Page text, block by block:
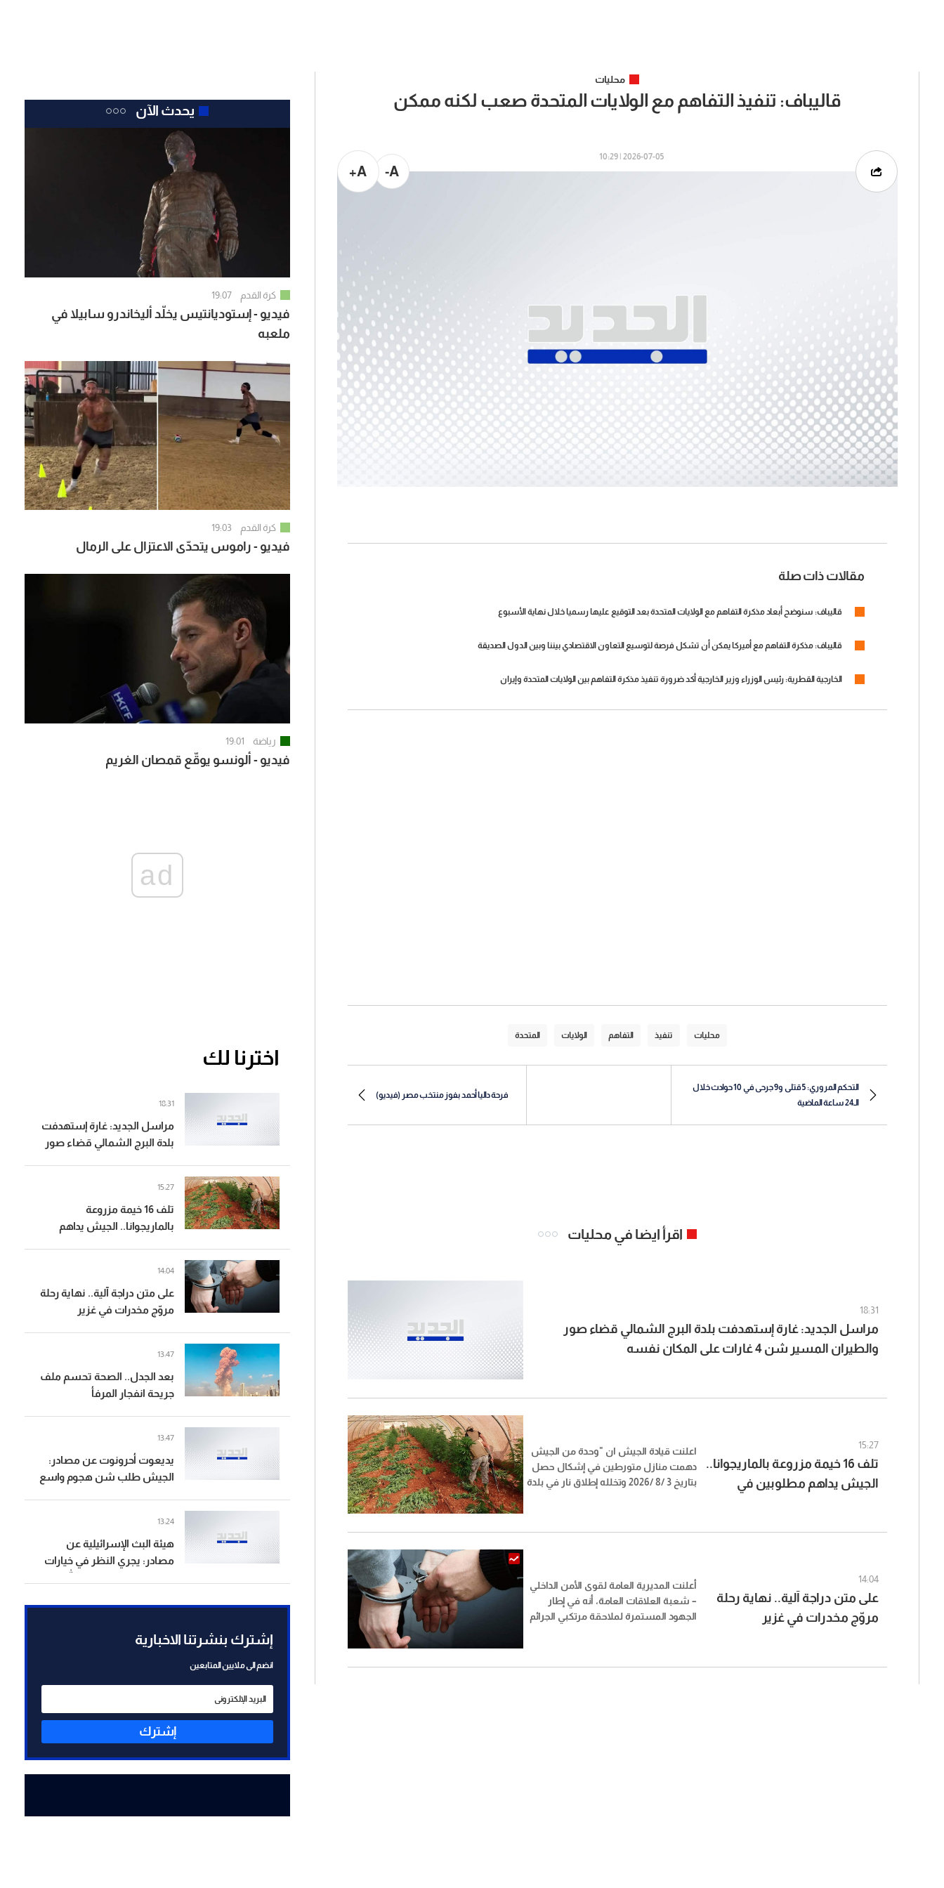
محليات
قاليباف: تنفيذ التفاهم مع الولايات المتحدة صعب لكنه ممكن
2026-07-05 | 10:29
A-
A+
مقالات ذات صلة
قاليباف: سنوضح أبعاد مذكرة التفاهم مع الولايات المتحدة بعد التوقيع عليها رسميا خلال نهاية الأسبوع
قاليباف: مذكرة التفاهم مع أميركا يمكن أن تشكل فرصة لتوسيع التعاون الاقتصادي بيننا وبين الدول الصديقة
الخارجية القطرية: رئيس الوزراء وزير الخارجية أكد ضرورة تنفيذ مذكرة التفاهم بين الولايات المتحدة وإيران
محليات تنفيذ التفاهم الولايات المتحدة
التحكم المروري: 5 قتلى و9 جرحى في 10 حوادث خلال
الـ24 ساعة الماضية
فرحة داليا أحمد بفوز منتخب مصر (فيديو)
اقرأ ايضا في محليات
18:31
مراسل الجديد: غارة إستهدفت بلدة البرج الشمالي قضاء صور
والطيران المسير شن 4 غارات على المكان نفسه
15:27
تلف 16 خيمة مزروعة بالماريجوانا..
الجيش يداهم مطلوبين في
اعلنت قيادة الجيش ان "وحدة من الجيش
دهمت منازل متورطين في إشكال حصل
بتاريخ 3 /8 /2026 وتخلله إطلاق نار في بلدة
14:04
على متن دراجة آلية.. نهاية رحلة
مروّج مخدرات في غزير
أعلنت المديرية العامة لقوى الأمن الداخلي
– شعبة العلاقات العامة، أنه في إطار
الجهود المستمرة لملاحقة مرتكبي الجرائم
يحدث الآن
كرة القدم 19:07
فيديو - إستوديانتيس يخلّد أليخاندرو سابيلا في
ملعبه
كرة القدم 19:03
فيديو - راموس يتحدّى الاعتزال على الرمال
رياضة 19:01
فيديو - ألونسو يوقّع قمصان الغريم
ad
اخترنا لك
مراسل الجديد: غارة إستهدفت
بلدة البرج الشمالي قضاء صور
18:31
تلف 16 خيمة مزروعة
بالماريجوانا.. الجيش يداهم
15:27
على متن دراجة آلية.. نهاية رحلة
مروّج مخدرات في غزير
14:04
بعد الجدل.. الصحة تحسم ملف
جريحة انفجار المرفأ
13:47
يديعوت أحرونوت عن مصادر:
الجيش طلب شن هجوم واسع
الهجوم
13:47
هيئة البث الإسرائيلية عن
مصادر: يجري النظر في خيارات
السياسي للموافقة عليها
13:24
إشترك بنشرتنا الاخبارية
انضم الى ملايين المتابعين
إشترك